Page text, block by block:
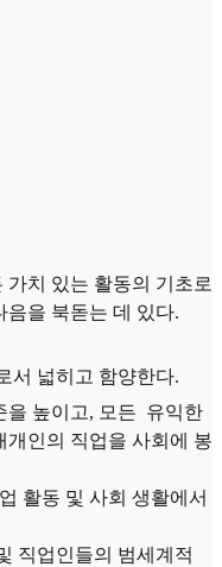
가치 있는 활동의 기초로
음을 북돋는 데 있다.
서 넓히고 함양한다.
을 높이고, 모든 유익한
개인의 직업을 사회에 봉
활동 및 사회 생활에서
직업인들의 범세계적